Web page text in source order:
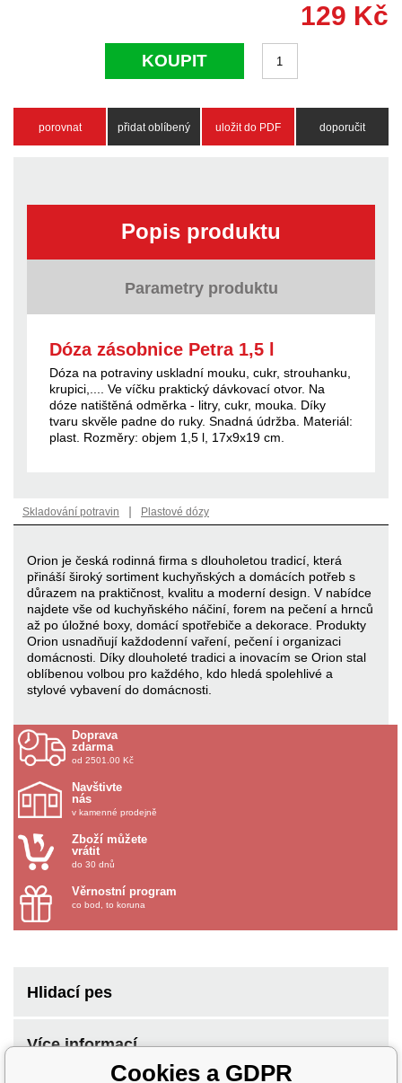
129 Kč
KOUPIT
porovnat přidat oblíbený uložit do PDF doporučit
Popis produktu
Parametry produktu
Dóza zásobnice Petra 1,5 l
Dóza na potraviny uskladní mouku, cukr, strouhanku,
krupici,.... Ve víčku praktický dávkovací otvor. Na
dóze natištěná odměrka - litry, cukr, mouka. Díky
tvaru skvěle padne do ruky. Snadná údržba. Materiál:
plast. Rozměry: objem 1,5 l, 17x9x19 cm.
Skladování potravin | Plastové dózy
Orion je česká rodinná firma s dlouholetou tradicí, která
přináší široký sortiment kuchyňských a domácích potřeb s
důrazem na praktičnost, kvalitu a moderní design. V nabídce
najdete vše od kuchyňského náčiní, forem na pečení a hrnců
až po úložné boxy, domácí spotřebiče a dekorace. Produkty
Orion usnadňují každodenní vaření, pečení i organizaci
domácnosti. Díky dlouholeté tradici a inovacím se Orion stal
oblíbenou volbou pro každého, kdo hledá spolehlivé a
stylové vybavení do domácnosti.
Doprava
zdarma
od 2501.00 Kč
Navštivte
nás
v kamenné prodejně
Zboží můžete
vrátit
do 30 dnů
Věrnostní program
co bod, to koruna
Hlidací pes
Více informací
Cookies a GDPR